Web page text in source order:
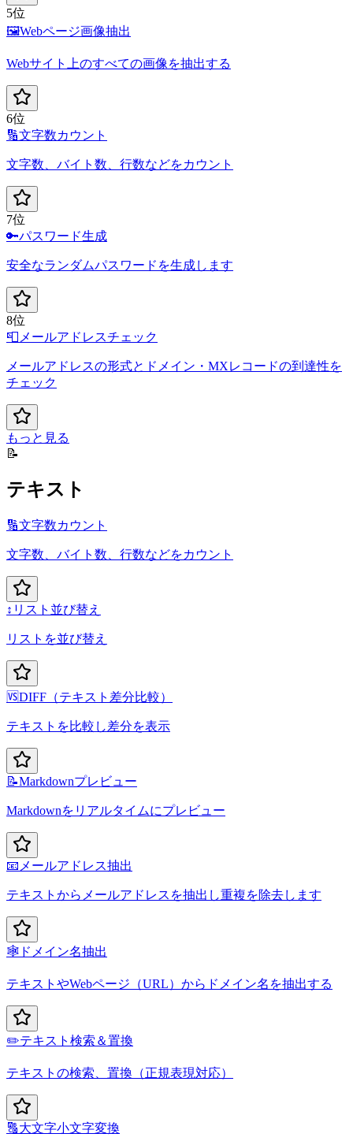
5位
🖼️Webページ画像抽出
Webサイト上のすべての画像を抽出する
6位
🔢文字数カウント
文字数、バイト数、行数などをカウント
7位
🔑パスワード生成
安全なランダムパスワードを生成します
8位
📮 メールアドレスチェック
メールアドレスの形式とドメイン・MXレコードの到達性を
チェック
もっと見る
📝
テキスト
🔢文字数カウント
文字数、バイト数、行数などをカウント
↕️ リスト並び替え
リストを並び替え
🆚DIFF（テキスト差分比較）
テキストを比較し差分を表示
📝Markdownプレビュー
Markdownをリアルタイムにプレビュー
📧 メールアドレス抽出
テキストからメールアドレスを抽出し重複を除去します
🕸️ ドメイン名抽出
テキストやWebページ（URL）からドメイン名を抽出する
✏️テキスト検索＆置換
テキストの検索、置換（正規表現対応）
🔠大文字小文字変換